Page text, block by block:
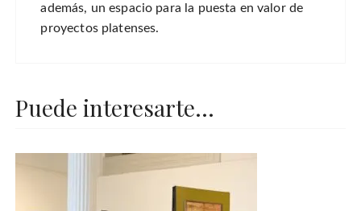
además, un espacio para la puesta en valor de
proyectos platenses.
Puede interesarte...